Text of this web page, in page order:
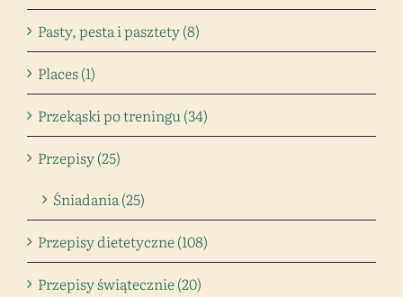
Pasty, pesta i pasztety (8)
Places (1)
Przekąski po treningu (34)
Przepisy (25)
Śniadania (25)
Przepisy dietetyczne (108)
Przepisy świątecznie (20)